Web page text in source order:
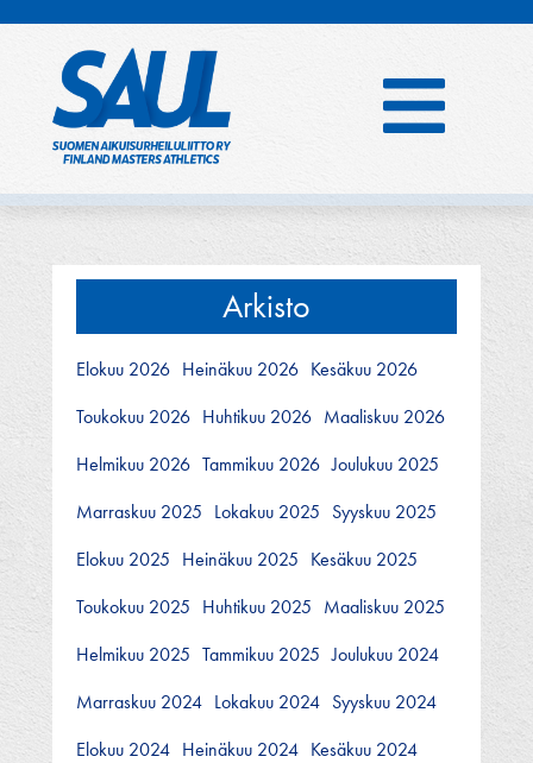
Arkisto
Elokuu 2026 Heinäkuu 2026 Kesäkuu 2026
Toukokuu 2026 Huhtikuu 2026 Maaliskuu 2026
Helmikuu 2026 Tammikuu 2026 Joulukuu 2025
Marraskuu 2025 Lokakuu 2025 Syyskuu 2025
Elokuu 2025 Heinäkuu 2025 Kesäkuu 2025
Toukokuu 2025 Huhtikuu 2025 Maaliskuu 2025
Helmikuu 2025 Tammikuu 2025 Joulukuu 2024
Marraskuu 2024 Lokakuu 2024 Syyskuu 2024
Elokuu 2024 Heinäkuu 2024 Kesäkuu 2024